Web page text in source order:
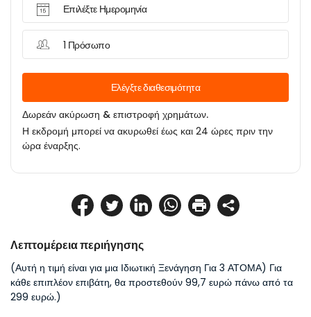
Λεπτομέρεια περιήγησης
(Αυτή η τιμή είναι για μια Ιδιωτική Ξενάγηση Για 3 ΑΤΟΜΑ) Για
κάθε επιπλέον επιβάτη, θα προστεθούν 99,7 ευρώ πάνω από τα
299 ευρώ.)
Επιλέξτε Ημερομηνία
1 Πρόσωπο
Ελέγξτε διαθεσιμότητα
Δωρεάν ακύρωση & επιστροφή χρημάτων.
Η εκδρομή μπορεί να ακυρωθεί έως και 24 ώρες πριν την
ώρα έναρξης.